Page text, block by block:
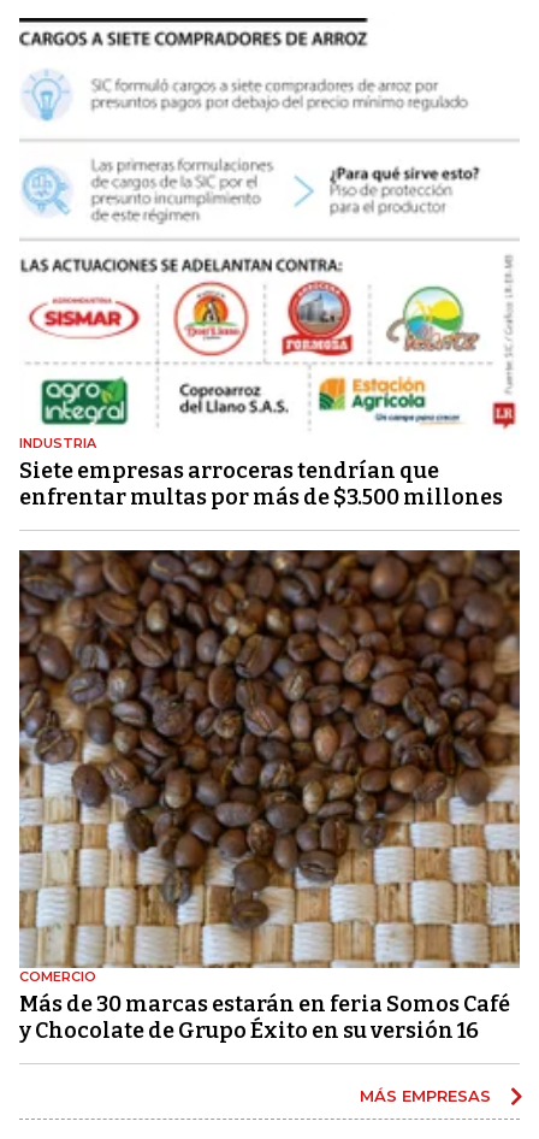
INDUSTRIA
Siete empresas arroceras tendrían que
enfrentar multas por más de $3.500 millones
COMERCIO
Más de 30 marcas estarán en feria Somos Café
y Chocolate de Grupo Éxito en su versión 16
MÁS EMPRESAS